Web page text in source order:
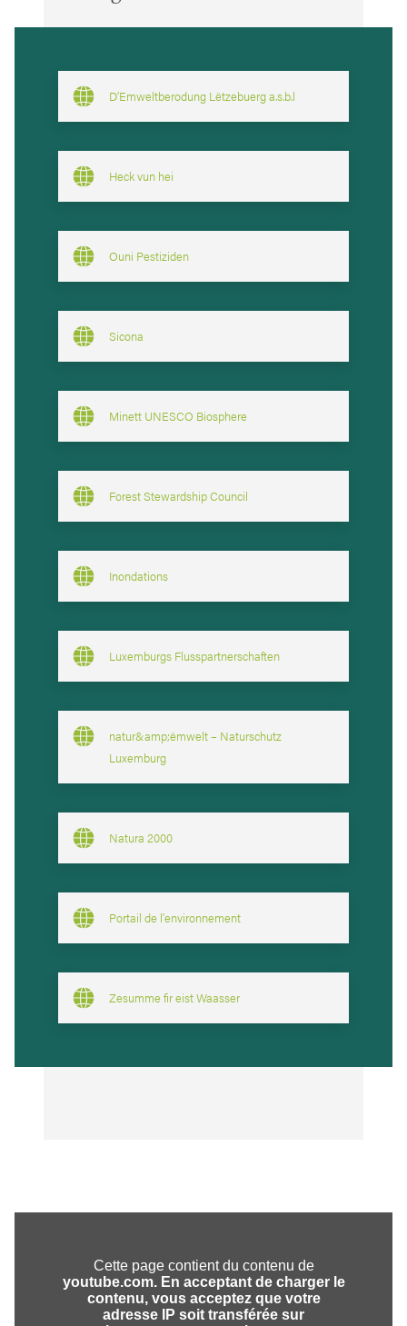
D’Emweltberodung Lëtzebuerg a.s.b.l
Heck vun hei
Ouni Pestiziden
Sicona
Minett UNESCO Biosphere
Forest Stewardship Council
Inondations
Luxemburgs Flusspartnerschaften
natur&amp;ëmwelt – Naturschutz
Luxemburg
Natura 2000
Portail de l'environnement
Zesumme fir eist Waasser